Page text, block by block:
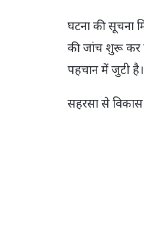
घटना की सूचना
की जांच शुरू कर
पहचान में जुटी
सहरसा से विकास